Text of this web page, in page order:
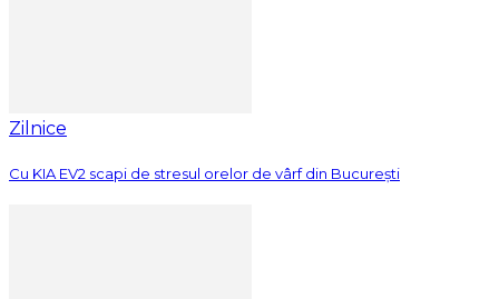
Zilnice
Cu KIA EV2 scapi de stresul orelor de vârf din București